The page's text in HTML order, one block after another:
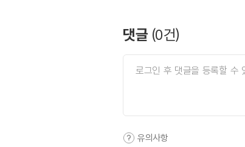
댓글 (0건)
유의사항